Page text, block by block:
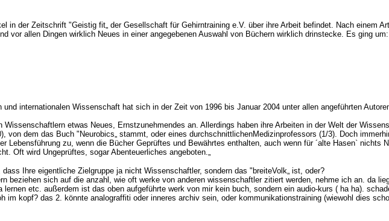
in der Zeitschrift "Geistig fit„ der Gesellschaft für Gehirntraining e.V. über ihre Arbeit befindet. Nach einem
vor allen Dingen wirklich Neues in einer angegebenen Auswahl von Büchern wirklich drinstecke. Es ging um:
internationalen Wissenschaft hat sich in der Zeit von 1996 bis Januar 2004 unter allen angeführten
etwas Neues, Ernstzunehmendes an. Allerdings haben ihre Arbeiten in der Welt der
von dem das Buch "Neurobics„ stammt, oder eines durchschnittlichenMedizinprofessors (1/3). Doch
zu, wenn die Bücher Geprüftes und Bewährtes enthalten, auch wenn für ´alte Hasen` nichts
Oft wird Ungeprüftes, sogar Abenteuerliches angeboten.„
Ihre eigentliche Zielgruppe ja nicht Wissenschaftler, sondern das "breiteVolk„ ist, oder?
beziehen sich auf die anzahl, wie oft werke von anderen wissenschaftler zitiert werden, nehme ich an. da
etc. außerdem ist das oben aufgeführte werk von mir kein buch, sondern ein audio-kurs ( ha ha).
im kopf? das 2. könnte analograffiti oder inneres archiv sein, oder kommunikationstraining (wiewohl dies